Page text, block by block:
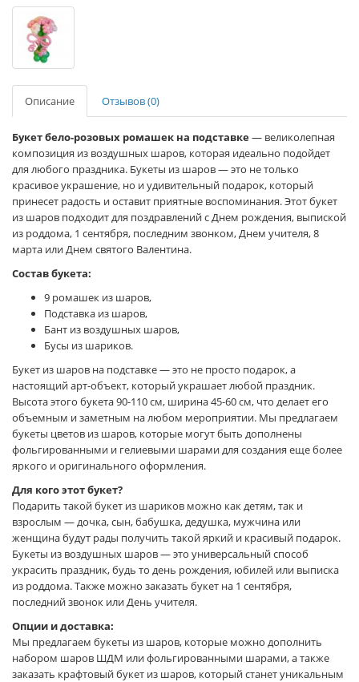
Описание Отзывов (0)
Букет бело-розовых ромашек на подставке— великолепная
композиция из воздушных шаров, которая идеально подойдет
для любого праздника. Букеты из шаров — это не только
красивое украшение, но и удивительный подарок, который
принесет радость и оставит приятные воспоминания. Этот букет
из шаров подходит для поздравлений с Днем рождения, выпиской
из роддома, 1 сентября, последним звонком, Днем учителя, 8
марта или Днем святого Валентина.
Состав букета:
9 ромашек из шаров,
Подставка из шаров,
Бант из воздушных шаров,
Бусы из шариков.
Букет из шаров на подставке — это не просто подарок, а
настоящий арт-объект, который украшает любой праздник.
Высота этого букета 90-110 см, ширина 45-60 см, что делает его
объемным и заметным на любом мероприятии. Мы предлагаем
букеты цветов из шаров, которые могут быть дополнены
фольгированными и гелиевыми шарами для создания еще более
яркого и оригинального оформления.
Для кого этот букет?
Подарить такой букет из шариков можно как детям, так и
взрослым — дочка, сын, бабушка, дедушка, мужчина или
женщина будут рады получить такой яркий и красивый подарок.
Букеты из воздушных шаров — это универсальный способ
украсить праздник, будь то день рождения, юбилей или выписка
из роддома. Также можно заказать букет на 1 сентября,
последний звонок или День учителя.
Опции и доставка:
Мы предлагаем букеты из шаров, которые можно дополнить
набором шаров ШДМ или фольгированными шарами, а также
заказать крафтовый букет из шаров, который станет уникальным